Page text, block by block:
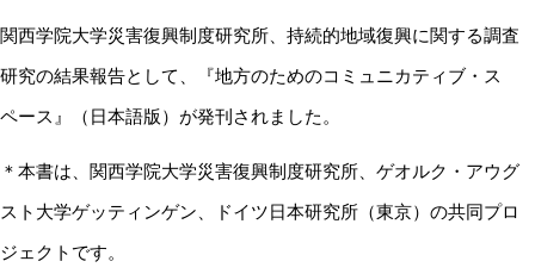
関西学院大学災害復興制度研究所、持続的地域復興に関する調査
研究の結果報告として、『地方のためのコミュニカティブ・ス
ペース』 （日本語版）が発刊されました。
＊本書は、関西学院大学災害復興制度研究所、ゲオルク・アウグ
スト大学ゲッティンゲン、ドイツ日本研究所（東京）の共同プロ
ジェクトです。